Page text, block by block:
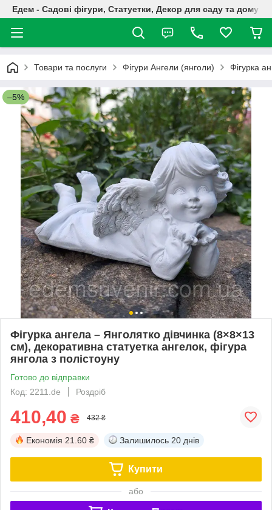
Едем - Садові фігури, Статуетки, Декор для саду та дому
Товари та послуги Фігури Ангели (янголи) Фігурка
–5%
Фігурка ангела – Янголятко дівчинка (8×8×13
см), декоративна статуетка ангелок, фігура
янгола з полістоуну
Готово до відправки
Код: 2211.de
Роздріб
410,40 ₴ 432 ₴
Економія 21.60 ₴ Залишилось 20 днів
Купити
або